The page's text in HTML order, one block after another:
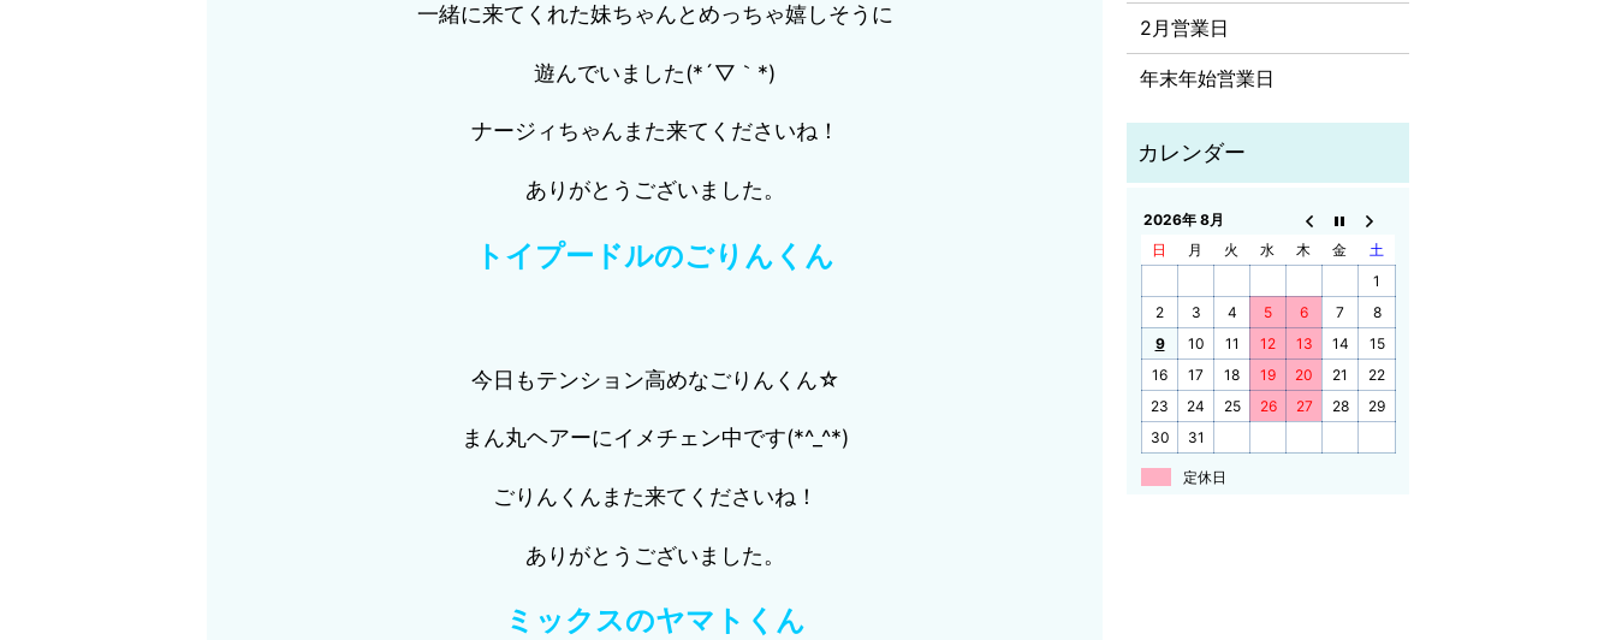
一緒に来てくれた妹ちゃんとめっちゃ嬉しそうに
遊んでいました(*´▽｀*)
ナージィちゃんまた来てくださいね！
ありがとうございました。
トイプードルのごりんくん
今日もテンション高めなごりんくん☆
まん丸ヘアーにイメチェン中です(*^_^*)
ごりんくんまた来てくださいね！
ありがとうございました。
ミックスのヤマトくん
2月営業日
年末年始営業日
2026年 8月
日
月 火 水 木 金
土
1
2
3 4 5 6 7
8
9
10 11 12 13 14
15
16
17 18 19 20 21
22
23
24 25 26 27 28
29
30
31
定休日